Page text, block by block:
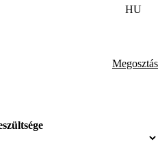
HU
Megosztás